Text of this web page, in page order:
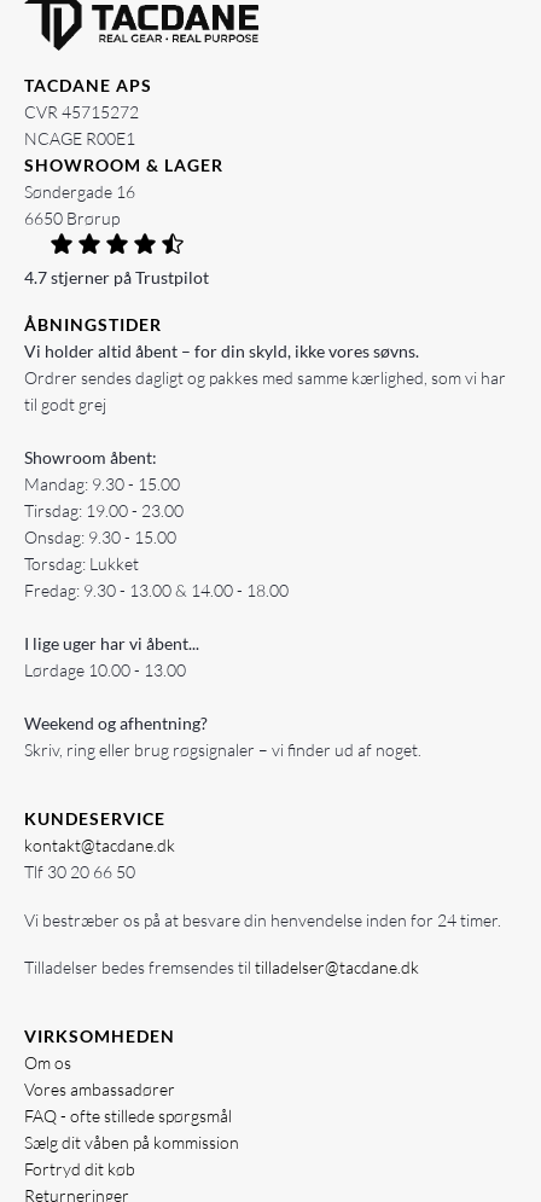
TACDANE APS
CVR 45715272
NCAGE R00E1
SHOWROOM & LAGER
Søndergade 16
6650 Brørup
4.7 stjerner på Trustpilot
ÅBNINGSTIDER
Vi holder altid åbent – for din skyld, ikke vores søvns.
Ordrer sendes dagligt og pakkes med samme kærlighed, som vi har
til godt grej
Showroom åbent:
Mandag: 9.30 - 15.00
Tirsdag: 19.00 - 23.00
Onsdag: 9.30 - 15.00
Torsdag: Lukket
Fredag: 9.30 - 13.00 & 14.00 - 18.00
I lige uger har vi åbent...
Lørdage 10.00 - 13.00
Weekend og afhentning?
Skriv, ring eller brug røgsignaler – vi finder ud af noget.
KUNDESERVICE
kontakt@tacdane.dk
Tlf 30 20 66 50
Vi bestræber os på at besvare din henvendelse inden for 24 timer.
Tilladelser bedes fremsendes til tilladelser@tacdane.dk
VIRKSOMHEDEN
Om os
Vores ambassadører
FAQ - ofte stillede spørgsmål
Sælg dit våben på kommission
Fortryd dit køb
Returneringer